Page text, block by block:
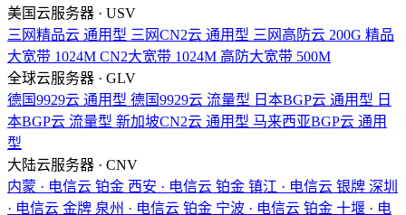
美国云服务器 · USV
三网精品云 通用型 三网CN2云 通用型 三网高防云 200G 精品
大宽带 1024M CN2大宽带 1024M 高防大宽带 500M
全球云服务器 · GLV
德国9929云 通用型 德国9929云 流量型 日本BGP云 通用型 日
本BGP云 流量型 新加坡CN2云 通用型 马来西亚BGP云 通用
型
大陆云服务器 · CNV
内蒙 · 电信云 铂金 西安 · 电信云 铂金 镇江 · 电信云 银牌 深圳
· 电信云 金牌 泉州 · 电信云 铂金 宁波 · 电信云 铂金 十堰 · 电